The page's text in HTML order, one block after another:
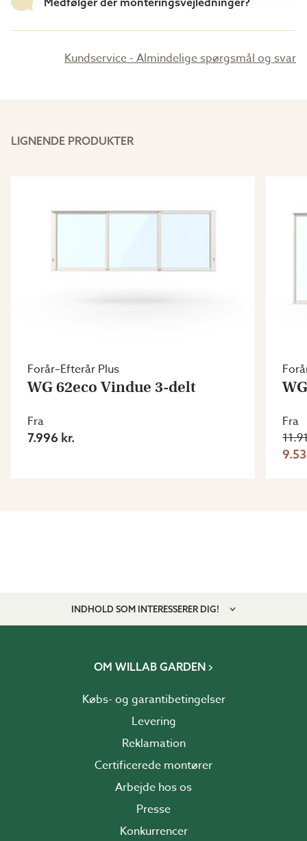
Kundservice - Almindelige spørgsmål og svar
LIGNENDE PRODUKTER
Forår–Efterår Plus
WG 62eco Vindue 3-delt
Fra
7.996 kr.
Fra
INDHOLD SOM INTERESSERER DIG!
OM WILLAB GARDEN
Købs- og garantibetingelser
Levering
Reklamation
Certificerede montører
Arbejde hos os
Presse
Konkurrencer